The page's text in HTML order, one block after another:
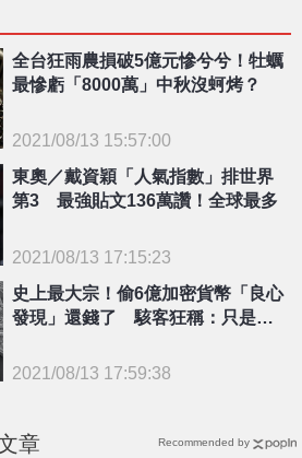
全台狂雨農損破5億元慘兮兮！牡蠣
最慘虧「8000萬」中秋沒蚵烤？
2021/08/13 15:57:00
東奧／戴資穎「人氣指數」排世界
第3 最強貼文136萬讚！全球最多
2021/08/13 17:15:23
史上最大宗！偷6億加密貨幣「良心
發現」還錢了 駭客狂稱：只是好
2021/08/13 17:59:38
章 Recommended by